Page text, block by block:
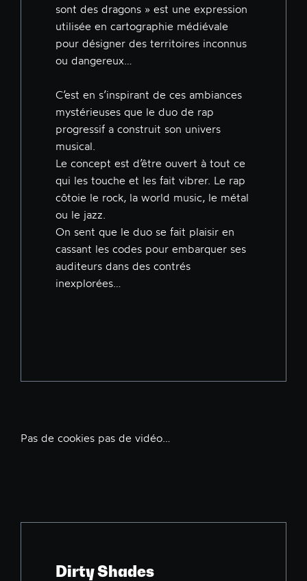
sont des dragons » est une expression
utilisée en cartographie médiévale
pour désigner des territoires inconnus
ou dangereux…
C’est en s’inspirant de ces ambiances
mystérieuses que le duo de rap
progressif a construit son univers
musical.
Le concept est d’être ouvert à tout ce
qui les touche et les fait vibrer. Le rap
côtoie le rock, la world music, le métal
ou le jazz.
On sent que le duo se fait plaisir en
cassant les codes pour embarquer ses
auditeurs dans des contrés
inexplorées…
Pas de cookies pas de vidéo…
Dirty Shades